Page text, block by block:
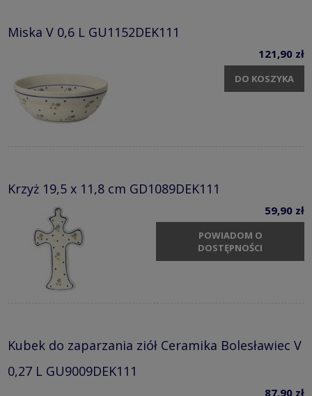
Miska V 0,6 L GU1152DEK111
121,90 zł
DO KOSZYKA
Krzyż 19,5 x 11,8 cm GD1089DEK111
59,90 zł
POWIADOM O
DOSTĘPNOŚCI
Kubek do zaparzania ziół Ceramika Bolesławiec V
0,27 L GU9009DEK111
87,90 zł